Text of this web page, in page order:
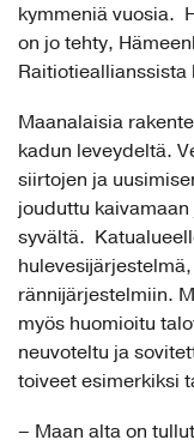
kymmeniä vuosia.
on jo tehty,
Raitiotieallianssista
Maanalaisia
kadun leveydeltä.
siirtojen ja
jouduttu
syvältä.
rännijärjestelmiin.
myös huomioitu
neuvoteltu ja
toiveet esimerkiksi
– Maan alta on